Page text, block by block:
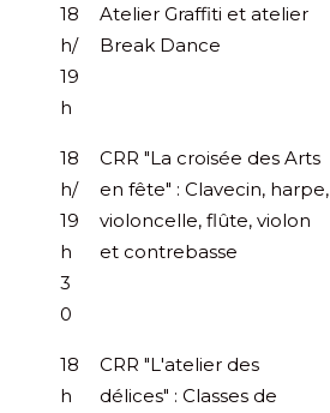
18
h/
19
h
Atelier Graffiti et atelier
Break Dance
18
h/
19
h
3
0
CRR "La croisée des Arts
en fête" : Clavecin, harpe,
violoncelle, flûte, violon
et contrebasse
18
h
CRR "L'atelier des
délices" : Classes de